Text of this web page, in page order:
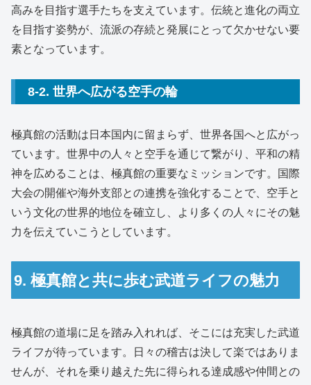
高みを目指す選手たちを支えています。伝統と進化の両立
を目指す姿勢が、流派の存続と発展にとって欠かせない要
素となっています。
8-2. 世界へ広がる空手の輪
極真館の活動は日本国内に留まらず、世界各国へと広がっ
ています。世界中の人々と空手を通じて繋がり、平和の精
神を広めることは、極真館の重要なミッションです。国際
大会の開催や海外支部との連携を強化することで、空手と
いう文化の世界的地位を確立し、より多くの人々にその魅
力を伝えていこうとしています。
9. 極真館と共に歩む武道ライフの魅力
極真館の道場に足を踏み入れれば、そこには充実した武道
ライフが待っています。日々の稽古は決して楽ではありま
せんが、それを乗り越えた先に得られる達成感や仲間との